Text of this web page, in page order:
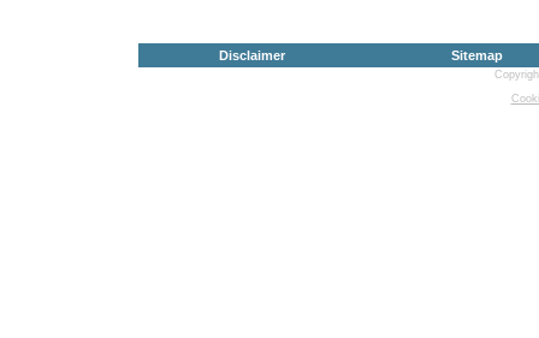
Disclaimer Sitemap